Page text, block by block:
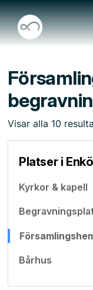
Visar alla 10
Platser i
Kyrkor & kapell
Bårhus